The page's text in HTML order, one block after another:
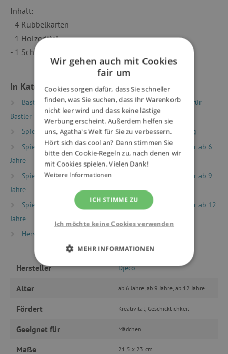
Inhalt:
- 4 Rubbelkarten
- 1 Holzgriffel
- 1 Schritt-für-Schritt-Broschüre
In Kategorien eingeteilt
Basteln Kreativsets und Basteln
Kreativsets für
Bastler
Spielzeug nach Typ
Bewährte Spiele und Spielzeug
Spielzeug nach Alter
Spiele & Spielzeug für Kinder ab 6
Jahre
Spielzeug nach Alter
Spiele & Spielzeug für Kinder ab 9
Jahre
Spielzeug nach Alter
Spiele & Spielzeug für Kinder ab 12
Jahre
Hersteller
Hersteller Djeco
Alter ab 6 Jahre, ab 9 Jahre, ab 12 Jahre
Fördert Kreativität, Geschicklichkeit
Geeignet für Mädchen
Maße 21,5 x 23 cm
Wir gehen auch mit Cookies
fair um
Cookies sorgen dafür, dass Sie schneller
finden, was Sie suchen, dass Ihr Warenkorb
nicht leer wird und dass keine lästige
Werbung erscheint. Außerdem helfen sie
uns, Agatha's Welt für Sie zu verbessern.
Hört sich das cool an? Dann stimmen Sie
bitte den Cookie-Regeln zu, nach denen wir
mit Cookies spielen. Vielen Dank!
Weitere Informationen
ICH STIMME ZU
Ich möchte keine Cookies verwenden
MEHR INFORMATIONEN
UNBEDINGT ERFORDERLICH